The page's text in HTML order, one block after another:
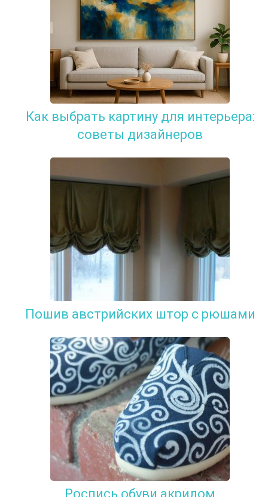
Как выбрать картину для интерьера:
советы дизайнеров
Пошив австрийских штор с рюшами
Роспись обуви акрилом